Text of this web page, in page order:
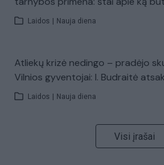
Laidos Nauja diena
Atliekų krizė nedingo – pradėjo
Vilnios gyventojai: I. Budraitė
Laidos Nauja diena
Visi įrašai